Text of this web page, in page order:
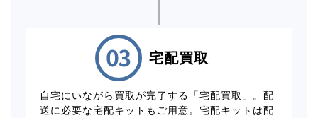
宅配買取
自宅にいながら買取が完了する「宅配買取」。配
送に必要な宅配キットもご用意。宅配キットは配